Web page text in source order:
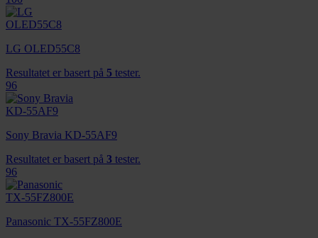
LG OLED55C8
Resultatet er basert på 5 tester.
96
Sony Bravia KD-55AF9
Resultatet er basert på 3 tester.
96
Panasonic TX-55FZ800E